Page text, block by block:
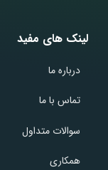
لینک های مفید
درباره ما
تماس با ما
سوالات متداول
همکاری